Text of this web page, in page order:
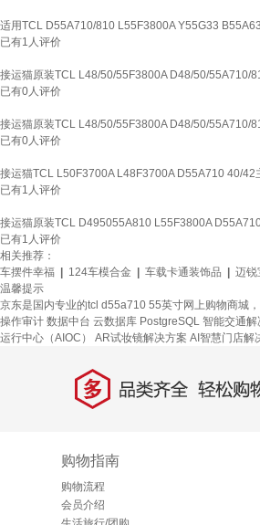
适用TCL D55A710/810 L55F3800A Y55G33
已有1 人评价
接运猫原装TCL L48/50/55F3800A D48/50/55A710/
已有0人评价
接运猫原装TCL L48/50/55F3800A D48/50/55A710/
已有0人评价
接运猫TCL L50F3700A L48F3700A D55A710 40/
已有1 人评价
接运猫原装TCL D495055A810 L55F3800A
已有1 人评价
相关推荐：
车摆件幸福
124车模合金 车载卡通装饰品 迈锐
温馨提示
京东是国内专业的tcl d55a710 55英寸网上购物商城
操作审计 数据中台 云数据库 PostgreSQL 智能交通解
运行中心（AIOC）
AR试妆镜解决方案 AI智慧门店解
多 品类齐全，轻松购物
购物指南
购物流程
会员介绍